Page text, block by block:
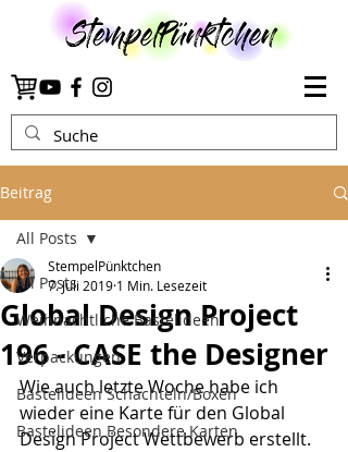
Beitrag
All Posts
Weihnachtliche Bastelideen
Verpackungen
Bastelideen Schachteln/Boxen
Bastelideen Besondere Karten
All Posts
Global Design Project
196 - CASE the Designer
StempelPünktchen
7. Juli 2019 1 Min. Lesezeit
Wie auch letzte Woche habe ich
wieder eine Karte für den Global
Design Project Wettbewerb erstellt.